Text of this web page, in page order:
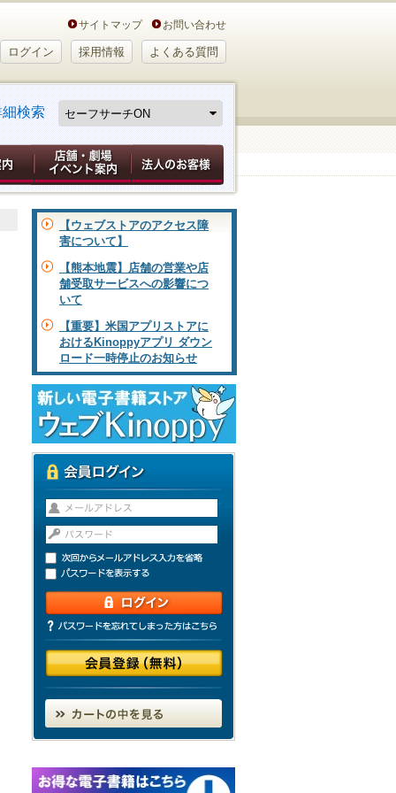
サイトマップ お問い合わせ
ログイン 採用情報 よくある質問
細検索
【ウェブストアのアクセス障
害について】
【熊本地震】店舗の営業や店
舗受取サービスへの影響につ
いて
【重要】米国アプリストアに
おけるKinoppyアプリ ダウン
ロード一時停止のお知らせ